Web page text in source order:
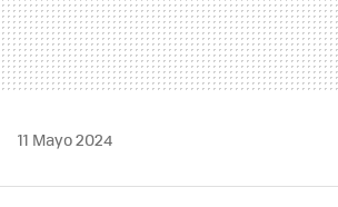
11 Mayo 2024